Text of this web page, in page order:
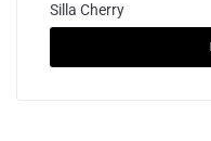
Silla Cherry